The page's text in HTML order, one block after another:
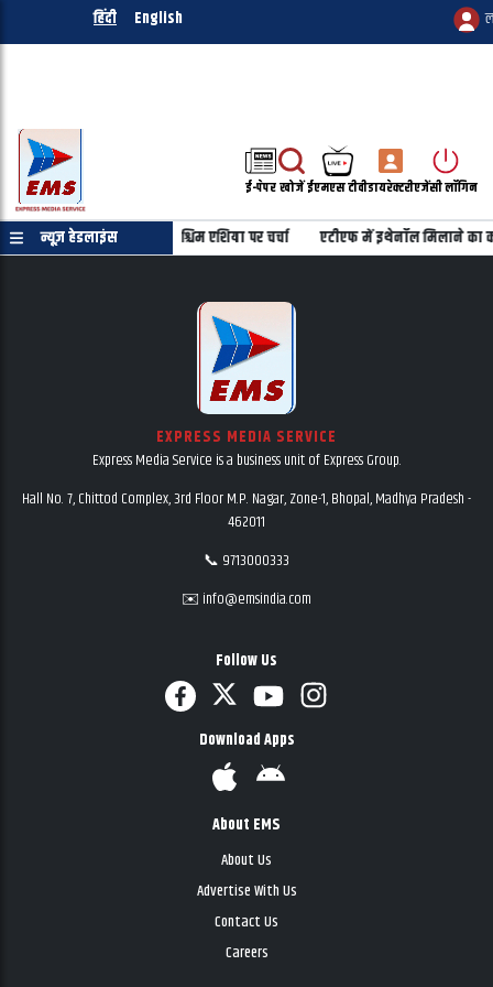
हिंदी English
ई-पेपरखोजेंईएमएस टीवीडायरेक्टरीएजेंसी लॉगिन
न्यूज़ हेडलाइंस
रणनीतिक साझेदारी और पश्चिम एशिया पर चर्चा एटीएफ में इथेनॉल मिलाने का
EXPRESS MEDIA SERVICE
Express Media Service is a business unit of Express Group.
Hall No. 7, Chittod Complex, 3rd Floor M.P. Nagar, Zone-1, Bhopal, Madhya Pradesh -
462011
📞 9713000333
✉️ info@emsindia.com
Follow Us
Download Apps
About EMS
About Us
Advertise With Us
Contact Us
Careers